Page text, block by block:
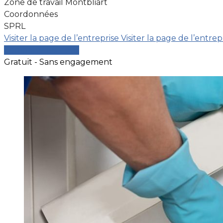
Zone de travail Montbliart
Coordonnées
SPRL
Visiter la page de l’entreprise Visiter la page de
Gratuit - Sans engagement